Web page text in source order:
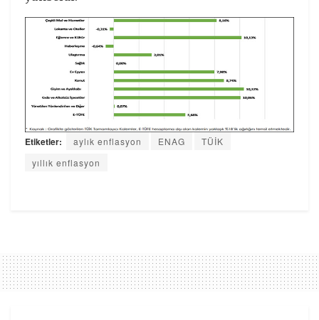
Etiketler: aylık enflasyon ENAG
TÜİK
yıllık enflasyon